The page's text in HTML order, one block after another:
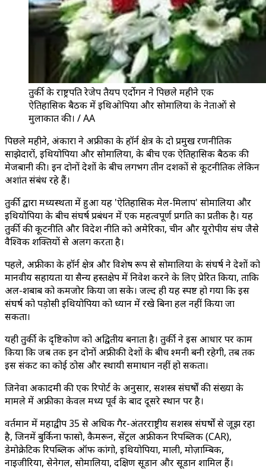
तुर्की के राष्ट्रपति रेजेप तैयप एर्दोगन ने पिछले महीने एक
ऐतिहासिक बैठक में इथिओपिया और सोमालिया के नेताओं से
मुलाकात की। / AA
पिछले महीने, अंकारा ने अफ्रीका के हॉर्न क्षेत्र के दो प्रमुख रणनीतिक
साझेदारों, इथियोपिया और सोमालिया, के बीच एक ऐतिहासिक बैठक की
मेजबानी की। इन दोनों देशों के बीच लगभग तीन दशकों से कूटनीतिक लेकिन
अशांत संबंध रहे हैं।
तुर्की द्वारा मध्यस्थता में हुआ यह 'ऐतिहासिक मेल-मिलाप' सोमालिया और
इथियोपिया के बीच संघर्ष प्रबंधन में एक महत्वपूर्ण प्रगति का प्रतीक है। यह
तुर्की की कूटनीति और विदेश नीति को अमेरिका, चीन और यूरोपीय संघ जैसे
वैश्विक शक्तियों से अलग करता है।
पहले, अफ्रीका के हॉर्न क्षेत्र और विशेष रूप से सोमालिया के संघर्ष ने देशों को
मानवीय सहायता या सैन्य हस्तक्षेप में निवेश करने के लिए प्रेरित किया, ताकि
अल-शबाब को कमजोर किया जा सके। जल्द ही यह स्पष्ट हो गया कि इस
संघर्ष को पड़ोसी इथियोपिया को ध्यान में रखे बिना हल नहीं किया जा
सकता।
यही तुर्की के दृष्टिकोण को अद्वितीय बनाता है। तुर्की ने इस आधार पर काम
किया कि जब तक इन दोनों अफ्रीकी देशों के बीच दुश्मनी बनी रहेगी, तब तक
इस संकट का कोई ठोस और स्थायी समाधान नहीं हो सकता।
जिनेवा अकादमी की एक रिपोर्ट के अनुसार, सशस्त्र संघर्षों की संख्या के
मामले में अफ्रीका केवल मध्य पूर्व के बाद दूसरे स्थान पर है।
वर्तमान में महाद्वीप 35 से अधिक गैर-अंतरराष्ट्रीय सशस्त्र संघर्षों से जूझ रहा
है, जिनमें बुर्किना फासो, कैमरून, सेंट्रल अफ्रीकन रिपब्लिक (CAR),
डेमोक्रेटिक रिपब्लिक ऑफ कांगो, इथियोपिया, माली, मोज़ाम्बिक,
नाइजीरिया, सेनेगल, सोमालिया, दक्षिण सूडान और सूडान शामिल हैं।